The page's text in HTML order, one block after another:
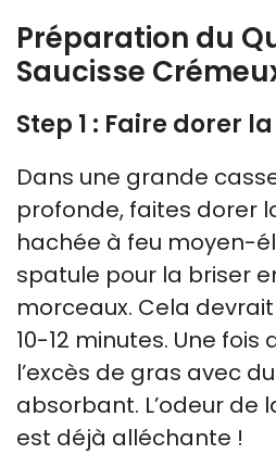
Préparation du
Saucisse
Step 1 : Faire dorer
Dans une grande
profonde, faites dorer
hachée à feu moyen-
spatule pour la briser
morceaux. Cela
10-12 minutes. Une fois
l’excès de gras avec
absorbant. L’odeur de
est déjà alléchante !